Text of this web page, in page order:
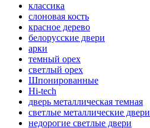
классика
слоновая кость
красное дерево
белорусские двери
арки
темный орех
светлый орех
Шпонированные
Hi-tech
дверь металлическая темная
светлые металлические двери
недорогие светлые двери